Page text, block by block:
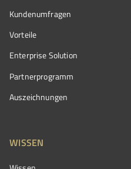
Kundenumfragen
Vorteile
Enterprise Solution
Partnerprogramm
Auszeichnungen
WISSEN